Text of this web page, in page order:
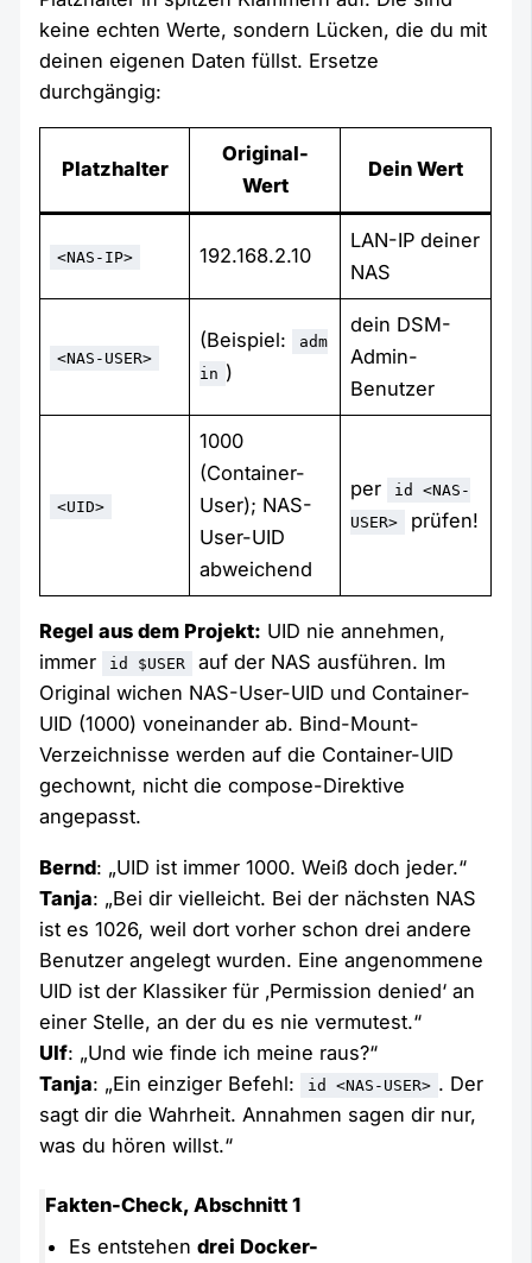
keine echten Werte, sondern Lücken, die du mit
deinen eigenen Daten füllst. Ersetze
durchgängig:
Platzhalter
Original-
Wert
Dein Wert
<NAS-IP> 192.168.2.10
LAN-IP deiner
NAS
<NAS-USER>
(Beispiel:
adm
in )
dein DSM-
Admin-
Benutzer
<UID>
1000
(Container-
User); NAS-
User-UID
abweichend
per
id <NAS-
USER>
prüfen!
Regel aus dem Projekt: UID nie annehmen,
immer
id $USER
auf der NAS ausführen. Im
Original wichen NAS-User-UID und Container-
UID (1000) voneinander ab. Bind-Mount-
Verzeichnisse werden auf die Container-UID
gechownt, nicht die compose-Direktive
angepasst.
Bernd: „UID ist immer 1000. Weiß doch jeder.“
Tanja: „Bei dir vielleicht. Bei der nächsten NAS
ist es 1026, weil dort vorher schon drei andere
Benutzer angelegt wurden. Eine angenommene
UID ist der Klassiker für ‚Permission denied‘ an
einer Stelle, an der du es nie vermutest.“
Ulf: „Und wie finde ich meine raus?“
Tanja: „Ein einziger Befehl: id <NAS-USER> . Der
sagt dir die Wahrheit. Annahmen sagen dir nur,
was du hören willst.“
Fakten-Check, Abschnitt 1
Es entstehendrei Docker-